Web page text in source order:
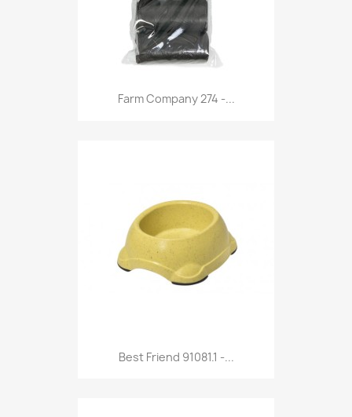
Anteprima
Farm Company 274 -...
Anteprima
Best Friend 91081.1 -...